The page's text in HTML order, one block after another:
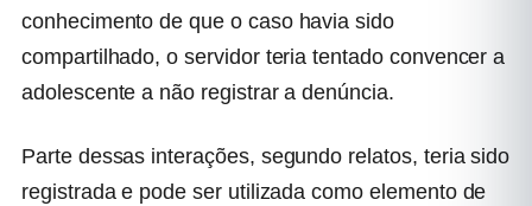
conhecimento de que o caso havia sido
compartilhado, o servidor teria tentado convencer a
adolescente a não registrar a denúncia.
Parte dessas interações, segundo relatos, teria sido
registrada e pode ser utilizada como elemento de